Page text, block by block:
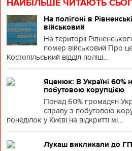
НАЙБІЛЬШЕ ЧИТАЮТЬ
На полігоні в
військовий
На території
помер військовий Про
Костопільський відділ поліці...
Яценюк: В Україні 60%
побутовою корупцією
Понад 60% громадян
справу з побутовою
понеділок у Києві на відкритті мі...
Лукаш викликали до